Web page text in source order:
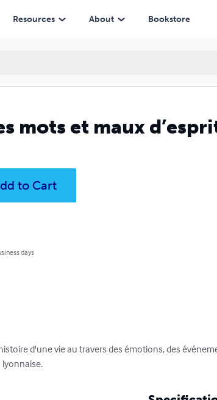
Resources About Bookstore
mots et maux
to Cart
days
d'une vie au travers des émotions, des